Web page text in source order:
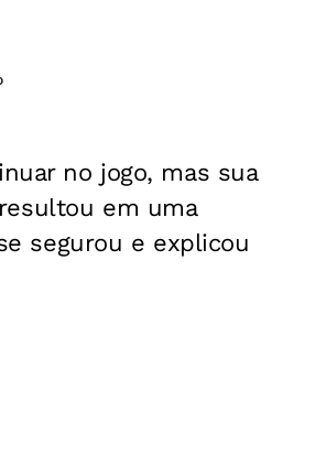
no jogo, mas sua
em uma
segurou e explicou